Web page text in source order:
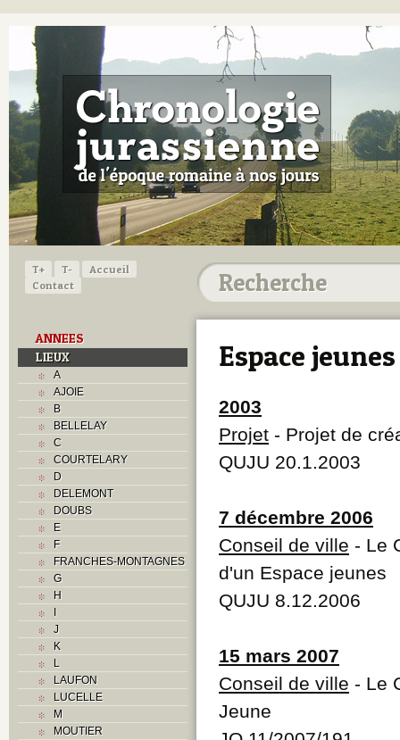
T+ T-
Accueil
Contact
ANNEES
LIEUX
A
AJOIE
B
BELLELAY
C
COURTELARY
D
DELEMONT
DOUBS
E
F
FRANCHES-MONTAGNES
G
H
I
J
K
L
LAUFON
LUCELLE
M
MOUTIER
Espace jeunes
2003
Projet - Projet de
QUJU 20.1.2003
7 décembre 2006
Conseil de ville - Le
d'un Espace jeunes
QUJU 8.12.2006
15 mars 2007
Conseil de ville - Le
Jeune